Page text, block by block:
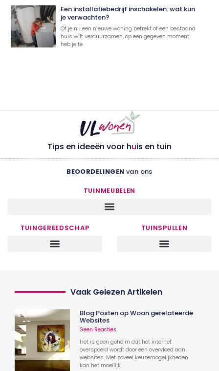
Een installatiebedrijf inschakelen: wat kun
je verwachten?
Of je nu een nieuwe woning betrekt of een bestaand
huis wilt verduurzamen, op een gegeven moment
heb je te
Tips en ideeën voor huis en tuin
BEOORDELINGEN van ons
TUINMEUBELEN
TUINGEREEDSCHAP TUINSPULLEN
Vaak Gelezen Artikelen
Blog Posten op Woon gerelateerde
Websites
Geen Reacties
Het is geen geheim dat het internet
overspoeld wordt door een overvloed aan
websites. Met zoveel keuzemogelijkheden
kan het moeilijk